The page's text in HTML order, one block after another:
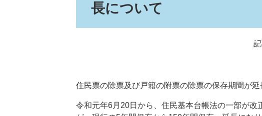
長について
住民票の除票及び戸籍の附票の除票の保存期間が延
令和元年6月20日から、住民基本台帳法の一部が